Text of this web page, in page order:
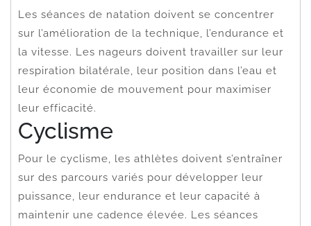
Les séances de natation doivent se concentrer
sur l’amélioration de la technique, l’endurance et
la vitesse. Les nageurs doivent travailler sur leur
respiration bilatérale, leur position dans l’eau et
leur économie de mouvement pour maximiser
leur efficacité.
Cyclisme
Pour le cyclisme, les athlètes doivent s’entraîner
sur des parcours variés pour développer leur
puissance, leur endurance et leur capacité à
maintenir une cadence élevée. Les séances